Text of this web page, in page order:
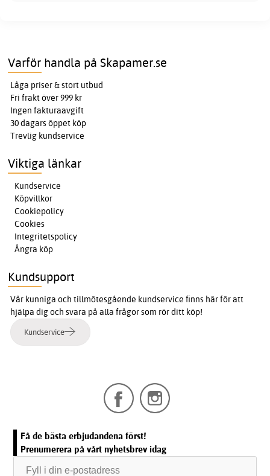
Varför handla på Skapamer.se
Låga priser & stort utbud
Fri frakt över 999 kr
Ingen fakturaavgift
30 dagars öppet köp
Trevlig kundservice
Viktiga länkar
Kundservice
Köpvillkor
Cookiepolicy
Cookies
Integritetspolicy
Ångra köp
Kundsupport
Vår kunniga och tillmötesgående kundservice finns här för att
hjälpa dig och svara på alla frågor som rör ditt köp!
Kundservice
Få de bästa erbjudandena först!
Prenumerera på vårt nyhetsbrev idag